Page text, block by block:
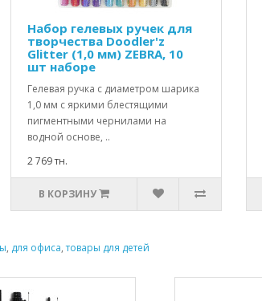
Набор гелевых ручек для
творчества Doodler'z
Glitter (1,0 мм) ZEBRA, 10
шт наборе
Гелевая ручка с диаметром шарика
1,0 мм с яркими блестящими
пигментными чернилами на
водной основе, ..
2 769 тн.
В КОРЗИНУ
, для офиса,товары для детей